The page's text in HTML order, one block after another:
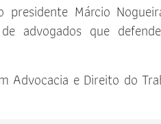
Márcio
advogados que
Advocacia e Direito do